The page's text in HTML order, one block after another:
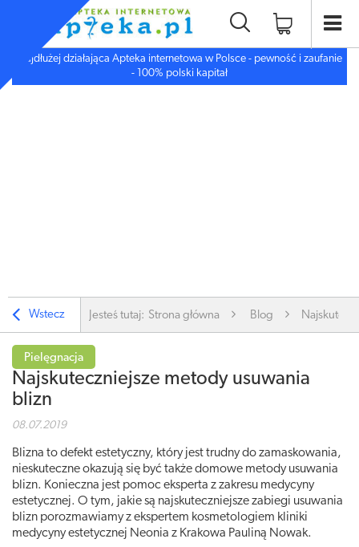
Najdłużej działająca Apteka internetowa w Polsce - pewność i zaufanie
- 100% polski kapitał
Wstecz Jesteś tutaj: Strona główna Blog
Najskuteczniejsze metody usuwania
blizn
08.07.2019
Pielęgnacja
Blizna to defekt estetyczny, który jest trudny do zamaskowania,
nieskuteczne okazują się być także domowe metody usuwania
blizn. Konieczna jest pomoc eksperta z zakresu medycyny
estetycznej. O tym, jakie są najskuteczniejsze zabiegi usuwania
blizn porozmawiamy z ekspertem kosmetologiem kliniki
medycyny estetycznej Neonia z Krakowa Pauliną Nowak.